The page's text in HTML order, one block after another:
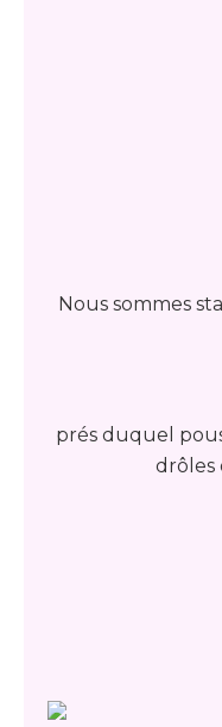
Nous sommes
prés duquel
drôles